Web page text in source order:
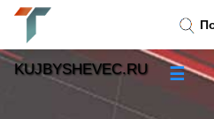
KUJBYSHEVEC.RU ☰
Новости